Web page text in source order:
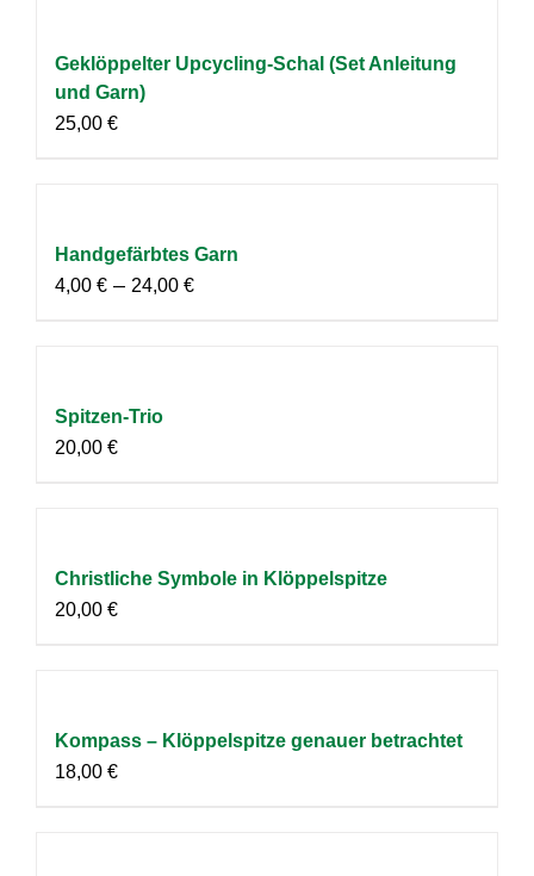
Geklöppelter Upcycling-Schal (Set Anleitung
und Garn)
25,00 €
Handgefärbtes Garn
4,00 € – 24,00 €
Spitzen-Trio
20,00 €
Christliche Symbole in Klöppelspitze
20,00 €
Kompass – Klöppelspitze genauer betrachtet
18,00 €